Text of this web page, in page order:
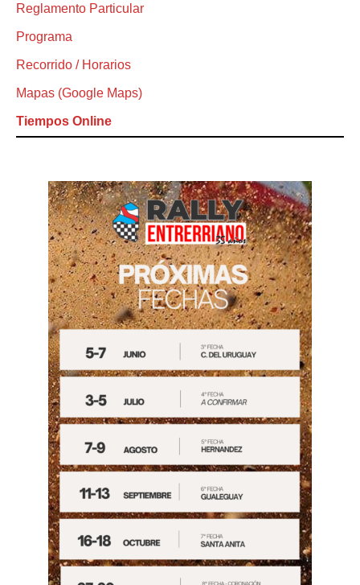
Reglamento Particular
Programa
Recorrido / Horarios
Mapas (Google Maps)
Tiempos Online